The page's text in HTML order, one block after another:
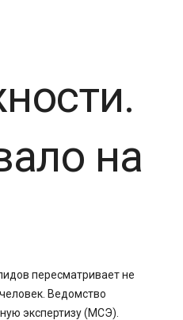
на
пересматривает не
Ведомство
экспертизу (МСЭ).